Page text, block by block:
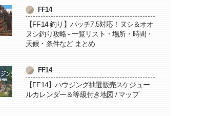
FF14
【FF14 釣り】パッチ7.5対応！ヌシ＆オオ
ヌシ釣り攻略 - 一覧リスト・場所・時間・
天候・条件など まとめ
FF14
【FF14】ハウジング抽選販売スケジュー
ルカレンダー＆等級付き地図 / マップ